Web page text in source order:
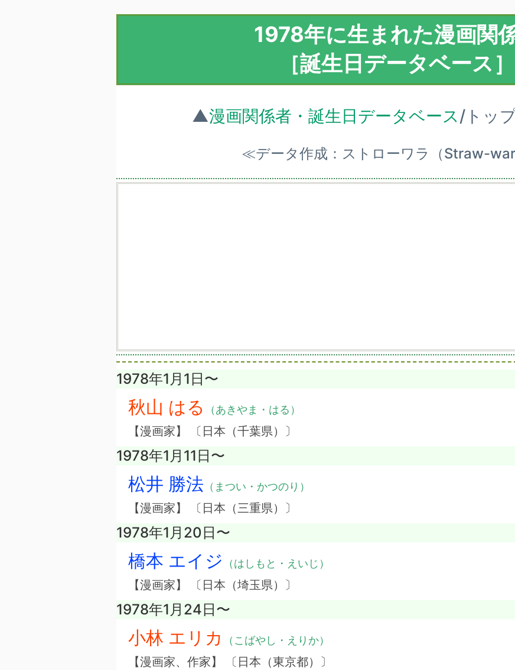
1978年に生まれた漫画関
［誕生日データベース］
▲漫画関係者・誕生日データベース/トッ
≪データ作成：ストローワラ（Straw-
1978年1月1日〜
秋山 はる （あきやま・はる）
【漫画家】 〔日本（千葉県）〕
1978年1月11日〜
松井 勝法 （まつい・かつのり）
【漫画家】 〔日本（三重県）〕
1978年1月20日〜
橋本 エイジ （はしもと・えいじ）
【漫画家】 〔日本（埼玉県）〕
1978年1月24日〜
小林 エリカ （こばやし・えりか）
【漫画家、作家】 〔日本（東京都）〕